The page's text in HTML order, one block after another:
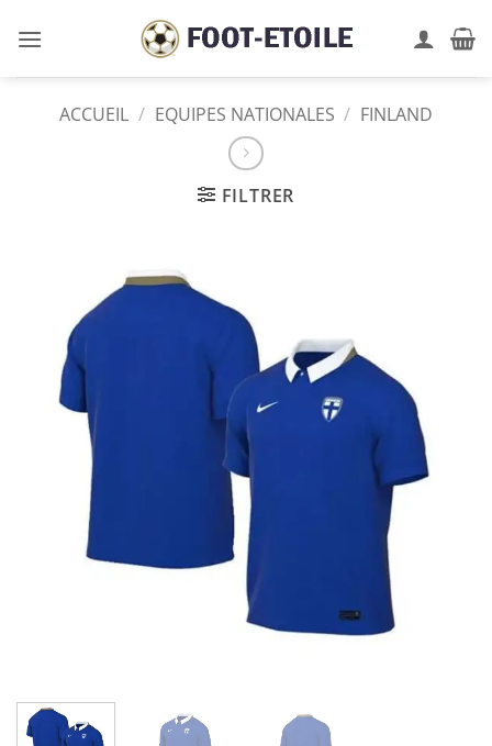
au
ACCUEIL / EQUIPES NATIONALES / FINLAND
FILTRER